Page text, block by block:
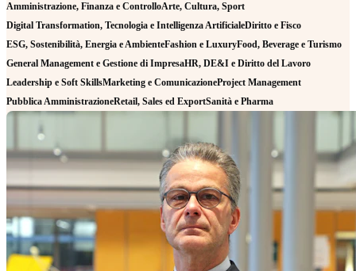
Amministrazione, Finanza e ControlloArte, Cultura, Sport
Digital Transformation, Tecnologia e Intelligenza ArtificialeDiritto e Fisco
ESG, Sostenibilità, Energia e AmbienteFashion e LuxuryFood, Beverage e Turismo
General Management e Gestione di ImpresaHR, DE&I e Diritto del Lavoro
Leadership e Soft SkillsMarketing e ComunicazioneProject Management
Pubblica AmministrazioneRetail, Sales ed ExportSanità e Pharma